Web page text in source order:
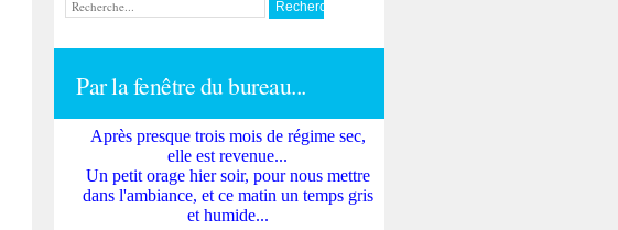
Par la fenêtre du bureau...
Après presque trois mois de régime sec,
elle est revenue...
Un petit orage hier soir, pour nous mettre
dans l'ambiance, et ce matin un temps gris
et humide...